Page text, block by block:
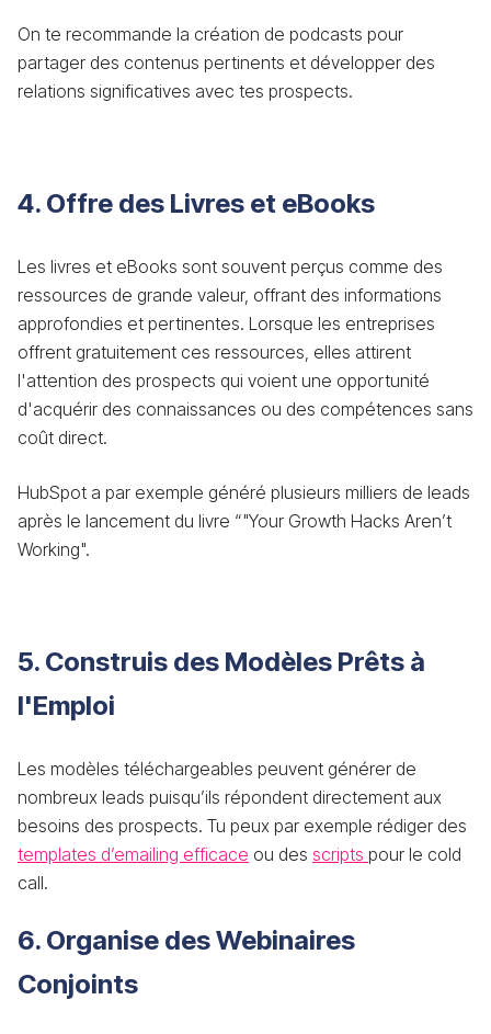
On te recommande la création de podcasts pour
partager des contenus pertinents et développer des
relations significatives avec tes prospects.
4. Offre des Livres et eBooks
Les livres et eBooks sont souvent perçus comme des
ressources de grande valeur, offrant des informations
approfondies et pertinentes. Lorsque les entreprises
offrent gratuitement ces ressources, elles attirent
l'attention des prospects qui voient une opportunité
d'acquérir des connaissances ou des compétences sans
coût direct.
HubSpot a par exemple généré plusieurs milliers de leads
après le lancement du livre “"Your Growth Hacks Aren’t
Working".
5. Construis des Modèles Prêts à
l'Emploi
Les modèles téléchargeables peuvent générer de
nombreux leads puisqu’ils répondent directement aux
besoins des prospects. Tu peux par exemple rédiger des
templates d’emailing efficace ou des scripts pour le cold
call.
6. Organise des Webinaires
Conjoints